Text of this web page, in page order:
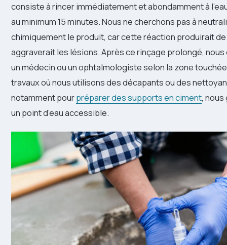
consiste à rincer immédiatement et abondamment à
au minimum 15 minutes. Nous ne cherchons pas à
chimiquement le produit, car cette réaction produirait
aggraverait les lésions. Après ce rinçage prolongé,
un médecin ou un ophtalmologiste selon la zone
travaux où nous utilisons des décapants ou des
notamment pourpréparer des supports en ciment,
un point d’eau accessible.